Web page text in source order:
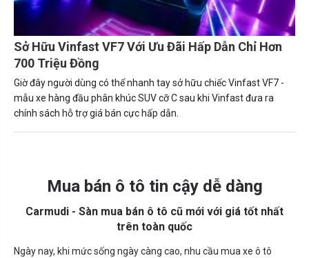
Sở Hữu Vinfast VF7 Với Ưu Đãi Hấp Dẫn Chỉ Hơn
700 Triệu Đồng
Giờ đây người dùng có thể nhanh tay sở hữu chiếc Vinfast VF7 -
mẫu xe hàng đầu phân khúc SUV cỡ C sau khi Vinfast đưa ra
chính sách hỗ trợ giá bán cực hấp dẫn.
Mua bán ô tô tin cậy dễ dàng
Carmudi - Sàn mua bán ô tô cũ mới với giá tốt nhất
trên toàn quốc
Ngày nay, khi mức sống ngày càng cao, nhu cầu mua xe ô tô